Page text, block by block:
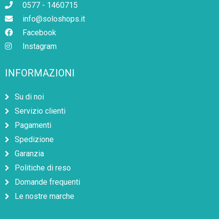
0577 - 1460715
info@soloshops.it
Facebook
Instagram
INFORMAZIONI
Su di noi
Servizio clienti
Pagamenti
Spedizione
Garanzia
Politiche di reso
Domande frequenti
Le nostre marche